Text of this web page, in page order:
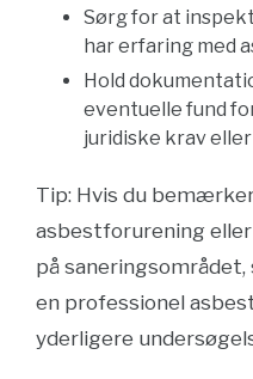
Sørg for at
har erfaring med
Hold
eventuelle fund
juridiske krav
Tip: Hvis du
asbestforurening
på
en professionel
yderligere